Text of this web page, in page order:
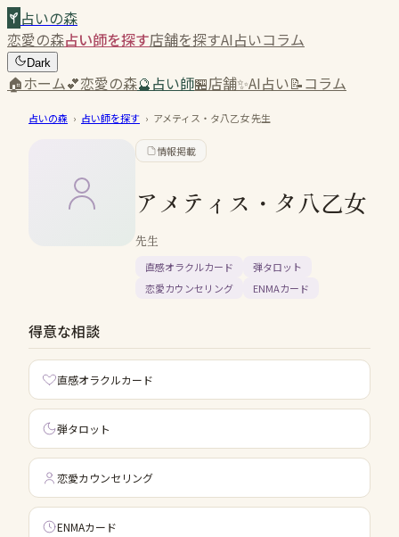
占いの森
恋愛の森占い師を探す店舗を探すAI占いコラム
Dark
🏠ホーム💕恋愛の森🔮占い師🏪店舗✨AI占い📝コラム
占いの森 › 占い師を探す › アメティス・タ八乙女先生
情報掲載
アメティス・タ八乙女
先生
直感オラクルカード
弾タロット
恋愛カウンセリング
ENMAカード
得意な相談
直感オラクルカード
弾タロット
恋愛カウンセリング
ENMAカード